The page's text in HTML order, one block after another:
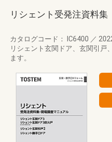
リシェント受発注資料集
カタログコード： IC6400 ／
リシェント玄関ドア、玄関引戸
ます。